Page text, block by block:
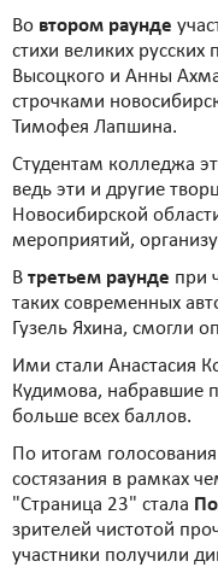
Во втором раунде
стихи великих
Высоцкого и Анны
строчками
Тимофея Лапшина.
Студентам колледжа
ведь эти и другие
Новосибирской
мероприятий,
В третьем раунде при
таких современных
Гузель Яхина, смогли
Ими стали Анастасия
Кудимова, набравшие
больше всех баллов.
По итогам
состязания в рамках
"Страница 23" стала
зрителей чистотой
участники получили